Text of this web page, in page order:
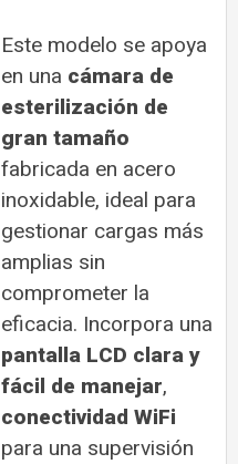
Este modelo se apoya
en una cámara de
esterilización de
gran tamaño
fabricada en acero
inoxidable, ideal para
gestionar cargas más
amplias sin
comprometer la
eficacia. Incorpora una
pantalla LCD clara y
fácil de manejar,
conectividad WiFi
para una supervisión